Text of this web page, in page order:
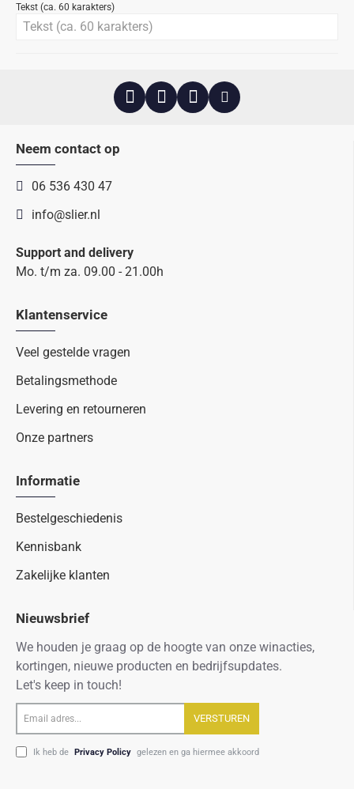
Tekst (ca. 60 karakters)
Neem contact op
06 536 430 47
info@slier.nl
Support and delivery
Mo. t/m za. 09.00 - 21.00h
Klantenservice
Veel gestelde vragen
Betalingsmethode
Levering en retourneren
Onze partners
Informatie
Bestelgeschiedenis
Kennisbank
Zakelijke klanten
Nieuwsbrief
We houden je graag op de hoogte van onze winacties,
kortingen, nieuwe producten en bedrijfsupdates.
Let's keep in touch!
adres...
VERSTUREN
Ik heb de Privacy Policy gelezen en ga hiermee akkoord